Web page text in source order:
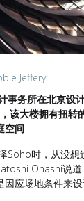
Jeffery
事务所在北京设
该大楼拥有扭转
空间
Soho时，从没想
Ohashi说
应场地条件来设